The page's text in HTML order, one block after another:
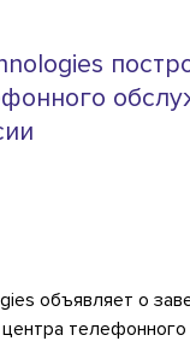
объявляет о
телефонного